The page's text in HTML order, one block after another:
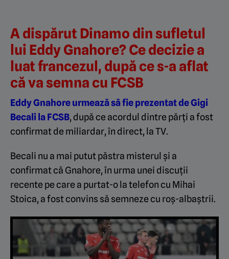
A dispărut Dinamo din sufletul
lui Eddy Gnahore? Ce decizie a
luat francezul, după ce s-a aflat
că va semna cu FCSB
Eddy Gnahore urmează să fie prezentat de Gigi
Becali la FCSB, după ce acordul dintre părți a fost
confirmat de miliardar, în direct, la TV.
Becali nu a mai putut păstra misterul și a
confirmat că Gnahore, în urma unei discuții
recente pe care a purtat-o la telefon cu Mihai
Stoica, a fost convins să semneze cu roș-albaștrii.